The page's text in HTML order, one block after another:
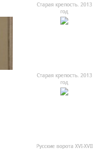
Старая крепость. 2013
год
Старая крепость. 2013
год
Русские ворота XVI-XVII